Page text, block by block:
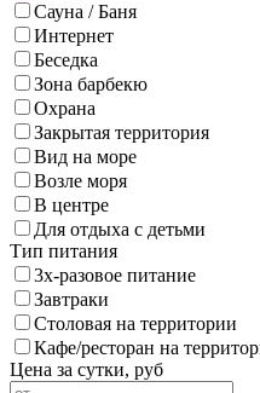
Сауна / Баня
Интернет
Беседка
Зона барбекю
Охрана
Закрытая территория
Вид на море
Возле моря
В центре
Для отдыха с детьми
Тип питания
3х-разовое питание
Завтраки
Столовая на территории
Кафе/ресторан на
Цена за сутки, руб